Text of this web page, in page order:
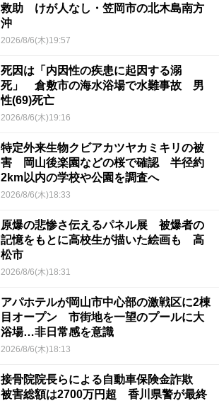
救助 けが人なし・笠岡市の北木島南方
沖
2026/8/6(木)19:57
死因は「内因性の疾患に起因する溺
死」 倉敷市の海水浴場で水難事故 男
性(69)死亡
2026/8/6(木)19:16
特定外来生物クビアカツヤカミキリの被
害 岡山後楽園などの桜で確認 半径約
2km以内の学校や公園を調査へ
2026/8/6(木)18:33
原爆の悲惨さ伝えるパネル展 被爆者の
記憶をもとに高校生が描いた絵画も 高
松市
2026/8/6(木)18:31
アパホテルが岡山市中心部の激戦区に2棟
目オープン 市街地を一望のプールに大
浴場…非日常感を意識
2026/8/6(木)18:13
接骨院院長らによる自動車保険金詐欺
被害総額は2700万円超 香川県警が最終